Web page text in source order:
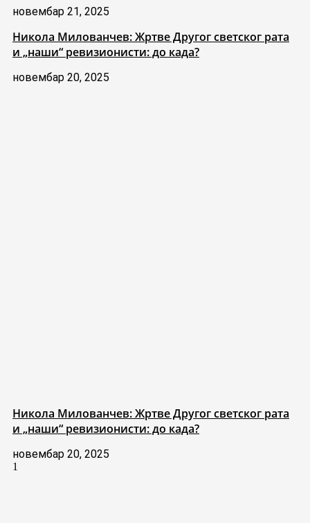
новембар 21, 2025
Никола Милованчев: Жртве Другог светског рата
и „наши“ ревизионисти: до када?
новембар 20, 2025
Никола Милованчев: Жртве Другог светског рата
и „наши“ ревизионисти: до када?
новембар 20, 2025